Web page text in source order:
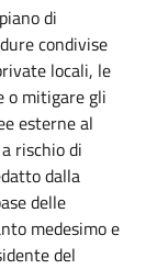
di
condivise
locali, le
o mitigare gli
esterne al
rischio di
dalla
delle
medesimo e
del